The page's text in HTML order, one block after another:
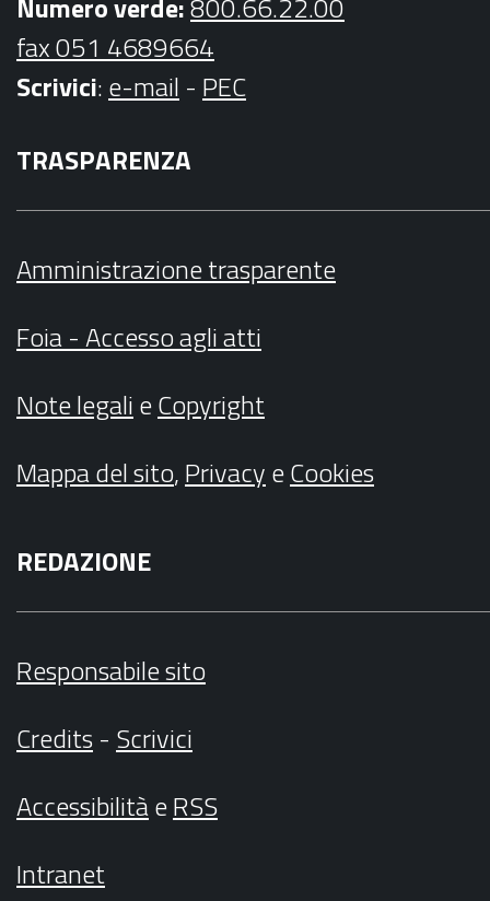
fax 051 4689664
Scrivici:e-mail - PEC
TRASPARENZA
Amministrazione trasparente
Foia - Accesso agli atti
Note legalieCopyright
Mappa del sito,PrivacyeCookies
REDAZIONE
Responsabile sito
Credits- Scrivici
AccessibilitàeRSS
Intranet